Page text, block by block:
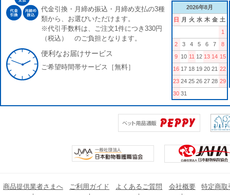
代金引換・月締め振込・月締め支払の3種
類から、お選びいただけます。
※代引手数料は、ご注文1件につき330円
（税込） のご負担となります。
便利なお届けサービス
ご希望時間帯サービス［無料］
2026年8月
日
月 火 水 木 金 土
1
2
3 4 5 6 7
8
9 10 11 12 13 14 15
16 17 18 19 20 21 22
23 24 25 26 27 28 29
30 31
商品提供業者さまへ ご利用ガイド よくあるご質問 会社概要 特定商取